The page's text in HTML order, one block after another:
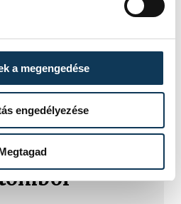
a megengedése
engedélyezése
a Földről
távcsövekkel
–
a
Angliában